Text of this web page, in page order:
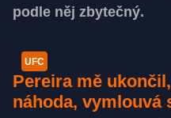
podle něj zbytečný.
UFC
Pereira mě
náhoda, vymlouvá